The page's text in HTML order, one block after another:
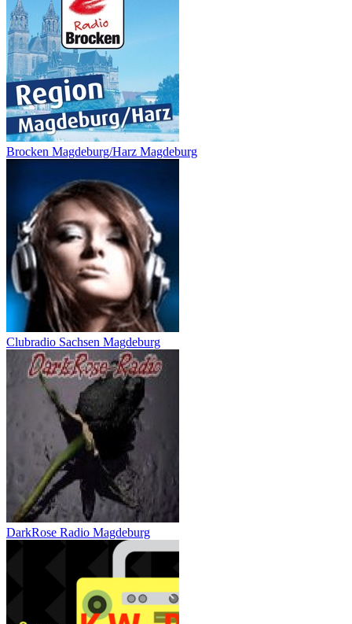
Brocken Magdeburg/Harz Magdeburg
Clubradio Sachsen Magdeburg
DarkRose Radio Magdeburg